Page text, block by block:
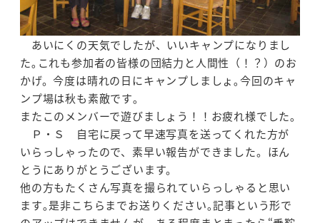
あいにくの天気でしたが、いいキャンプになりまし
た｡これも参加者の皆様の団結力と人間性（！？）のお
かげ。今度は晴れの日にキャンプしましょ｡今回のキャ
ンプ場は秋も素敵です｡
またこのメンバーで遊びましょう！！お疲れ様でした｡
Ｐ・Ｓ 自宅に戻って早速写真を送ってくれた方が
いらっしゃったので、素早い報告ができました。ほん
とうにありがとうございます。
他の方もたくさん写真を撮られていらっしゃると思い
ます｡是非こちらまでお送りください｡記事という形で